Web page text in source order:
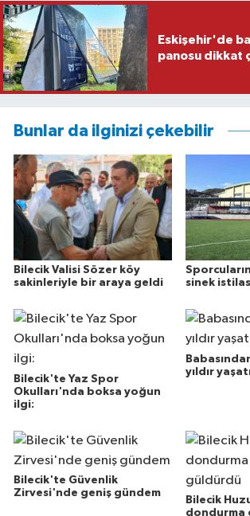
Eskişehir'de
panosu dikkat
Bunlar da ilginizi çekebilir
Bilecik Valisi Sözer köy
sakinleriyle bir araya geldi
sinek
Bilecik'te Yaz Spor
Okulları'nda boksa yoğun
ilgi:
yıldır
Bilecik'te Güvenlik
Zirvesi'nde geniş gündem
Bilecik
dondurma